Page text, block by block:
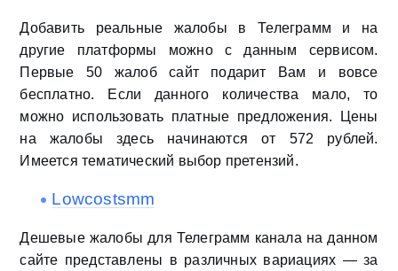
Добавить реальные жалобы в Телеграмм и на
другие платформы можно с данным сервисом.
Первые 50 жалоб сайт подарит Вам и вовсе
бесплатно. Если данного количества мало, то
можно использовать платные предложения. Цены
на жалобы здесь начинаются от 572 рублей.
Имеется тематический выбор претензий.
Lowcostsmm
Дешевые жалобы для Телеграмм канала на данном
сайте представлены в различных вариациях — за